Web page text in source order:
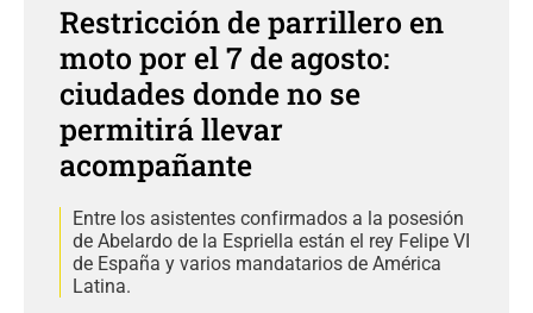
Restricción de parrillero en
moto por el 7 de agosto:
ciudades donde no se
permitirá llevar
acompañante
Entre los asistentes confirmados a la posesión
de Abelardo de la Espriella están el rey Felipe VI
de España y varios mandatarios de América
Latina.